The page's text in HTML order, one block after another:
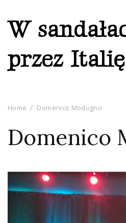
W
przez Italię
Home Domenico Modugno
Domenico